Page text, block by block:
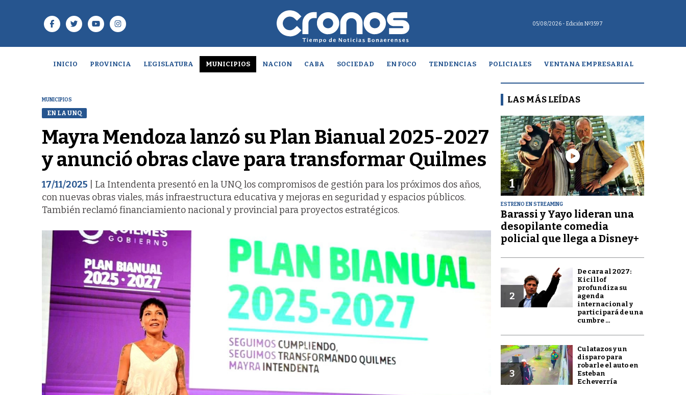
05/08/2026 - Edición Nº3597
INICIO PROVINCIA LEGISLATURA MUNICIPIOS NACION CABA SOCIEDAD EN FOCO TENDENCIAS POLICIALES VENTANA EMPRESARIAL
MUNICIPIOS
EN LA UNQ
Mayra Mendoza lanzó su Plan Bianual 2025-2027
y anunció obras clave para transformar Quilmes
17/11/2025 | La Intendenta presentó en la UNQ los compromisos de gestión para los próximos dos años,
con nuevas obras viales, más infraestructura educativa y mejoras en seguridad y espacios públicos.
También reclamó financiamiento nacional y provincial para proyectos estratégicos.
LAS MÁS LEÍDAS
1
ESTRENO EN STREAMING
Barassi y Yayo lideran una
desopilante comedia
policial que llega a Disney+
2
De cara al 2027:
Kicillof
profundiza su
agenda
internacional y
participará de una
cumbre ...
3
Culatazos y un
disparo para
robarle el auto en
Esteban
Echeverría